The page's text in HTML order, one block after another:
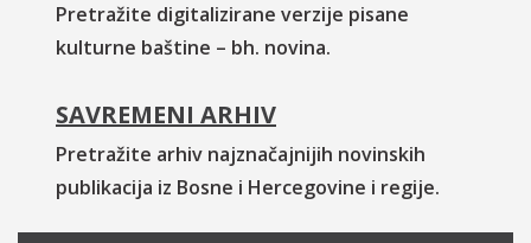
Pretražite digitalizirane verzije pisane
kulturne baštine – bh. novina.
SAVREMENI ARHIV
Pretražite arhiv najznačajnijih novinskih
publikacija iz Bosne i Hercegovine i regije.